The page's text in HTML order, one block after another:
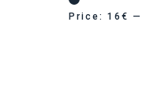
Price: 16€ —